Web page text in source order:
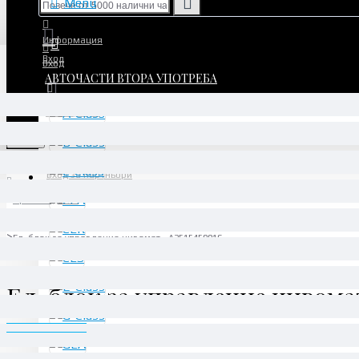
Информация
Вход за партньори
Вход
АВТОЧАСТИ ВТОРА УПОТРЕБА
Вход
Ел. блок за управление нивомат - A2515450016
Ел. блок за управление